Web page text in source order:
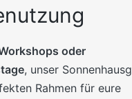
oder
, unser
Rahmen für eure